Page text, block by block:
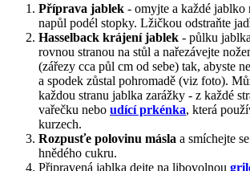
Příprava jablek - omyjte a každé jablko
napůl podél stopky. Lžičkou odstraňte
Hasselback krájení jablek - půlku
rovnou stranou na stůl a nařezávejte
(zářezy cca půl cm od sebe) tak, abyste
a spodek zůstal pohromadě (viz foto).
každou stranu jablka zarážky - z každé
vařečku nebo udící prkénka, která
kurzech.
Rozpusťe polovinu másla a smíchejte
hnědého cukru.
Připravená jablka dejte na libovolnou